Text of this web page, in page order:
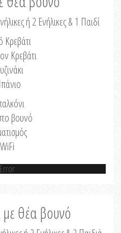
ή 2 Ενήλικες & 1 Παιδί
Κρεβάτι
Κρεβάτι
βουνό
WiFi
Error
με θέα βουνό